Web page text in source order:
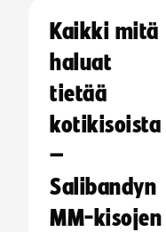
Kaikki mitä
haluat
tietää
kotikisoista
–
Salibandyn
MM-kisojen